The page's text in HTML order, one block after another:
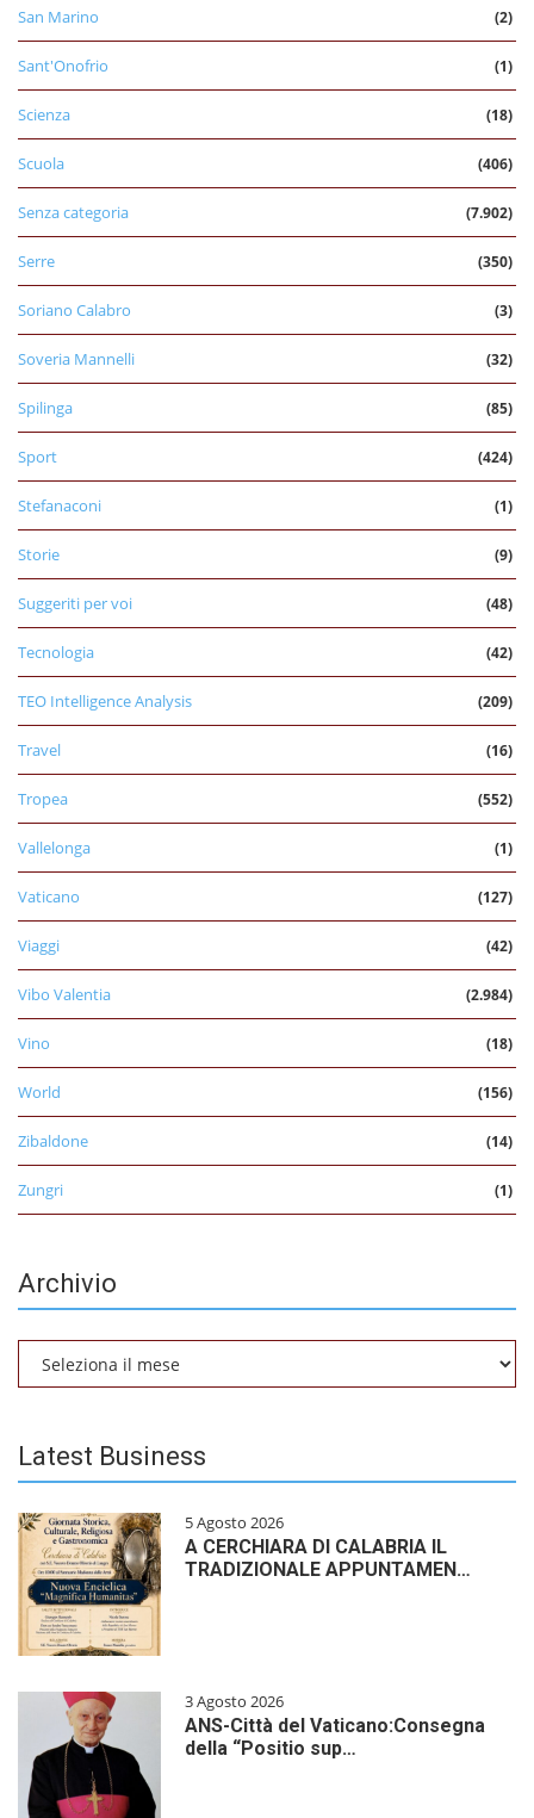
San Marino (2)
Sant'Onofrio (1)
Scienza (18)
Scuola (406)
Senza categoria (7.902)
Serre (350)
Soriano Calabro (3)
Soveria Mannelli (32)
Spilinga (85)
Sport (424)
Stefanaconi (1)
Storie (9)
Suggeriti per voi (48)
Tecnologia (42)
TEO Intelligence Analysis (209)
Travel (16)
Tropea (552)
Vallelonga (1)
Vaticano (127)
Viaggi (42)
Vibo Valentia (2.984)
Vino (18)
World (156)
Zibaldone (14)
Zungri (1)
Archivio
Latest Business
5 Agosto 2026
A CERCHIARA DI CALABRIA IL
TRADIZIONALE APPUNTAMEN…
3 Agosto 2026
ANS-Città del Vaticano:Consegna
della “Positio sup…